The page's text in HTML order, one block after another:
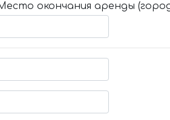
окончания аренды